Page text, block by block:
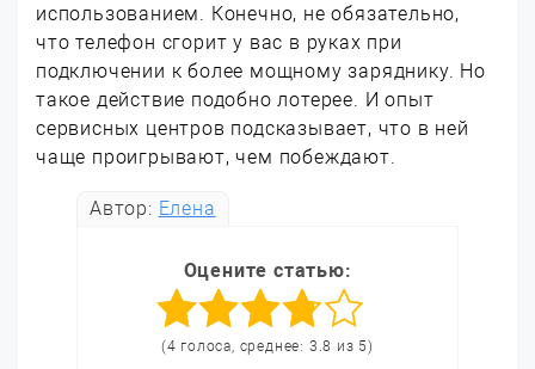
использованием. Конечно, не обязательно,
что телефон сгорит у вас в руках при
подключении к более мощному заряднику. Но
такое действие подобно лотерее. И опыт
сервисных центров подсказывает, что в ней
чаще проигрывают, чем побеждают.
Автор: Елена
Оцените статью:
(4 голоса, среднее: 3.8 из 5)